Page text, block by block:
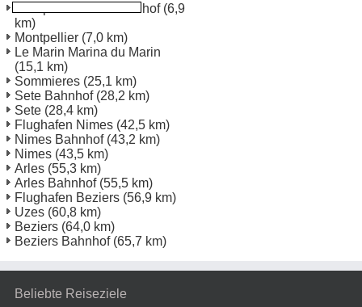
Montpellier TGV Bahnhof(6,9
km)
Montpellier (7,0 km)
Le Marin Marina du Marin
(15,1 km)
Sommieres (25,1 km)
Sete Bahnhof(28,2 km)
Sete (28,4 km)
Flughafen Nimes (42,5 km)
Nimes Bahnhof(43,2 km)
Nimes (43,5 km)
Arles (55,3 km)
Arles Bahnhof(55,5 km)
Flughafen Beziers (56,9 km)
Uzes (60,8 km)
Beziers (64,0 km)
Beziers Bahnhof(65,7 km)
Beliebte Reiseziele